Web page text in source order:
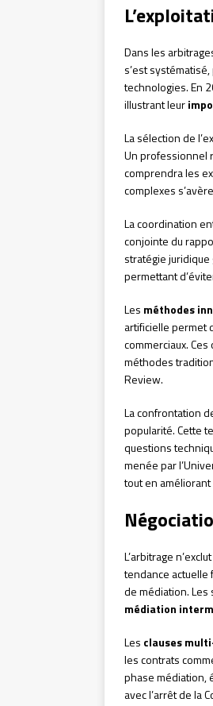
Dans les
s’est
technologies. En
illustrant leur
La sélection de
Un professionnel
comprendra les
complexes
La coordination
conjointe du
stratégie
permettant
Les méthodes
artificielle permet
commerciaux.
méthodes
Review.
La confrontation
popularité. Cette
questions
menée par
tout en
L’arbitrage
tendance actuelle
de médiation.
médiation
Les clauses
les contrats
phase médiation,
avec l’arrêt de la